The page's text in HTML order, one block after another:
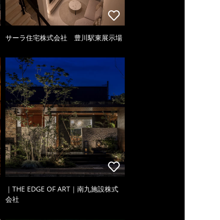
サーラ住宅株式会社 豊川駅東展示場
｜THE EDGE OF ART｜南九施設株式
会社